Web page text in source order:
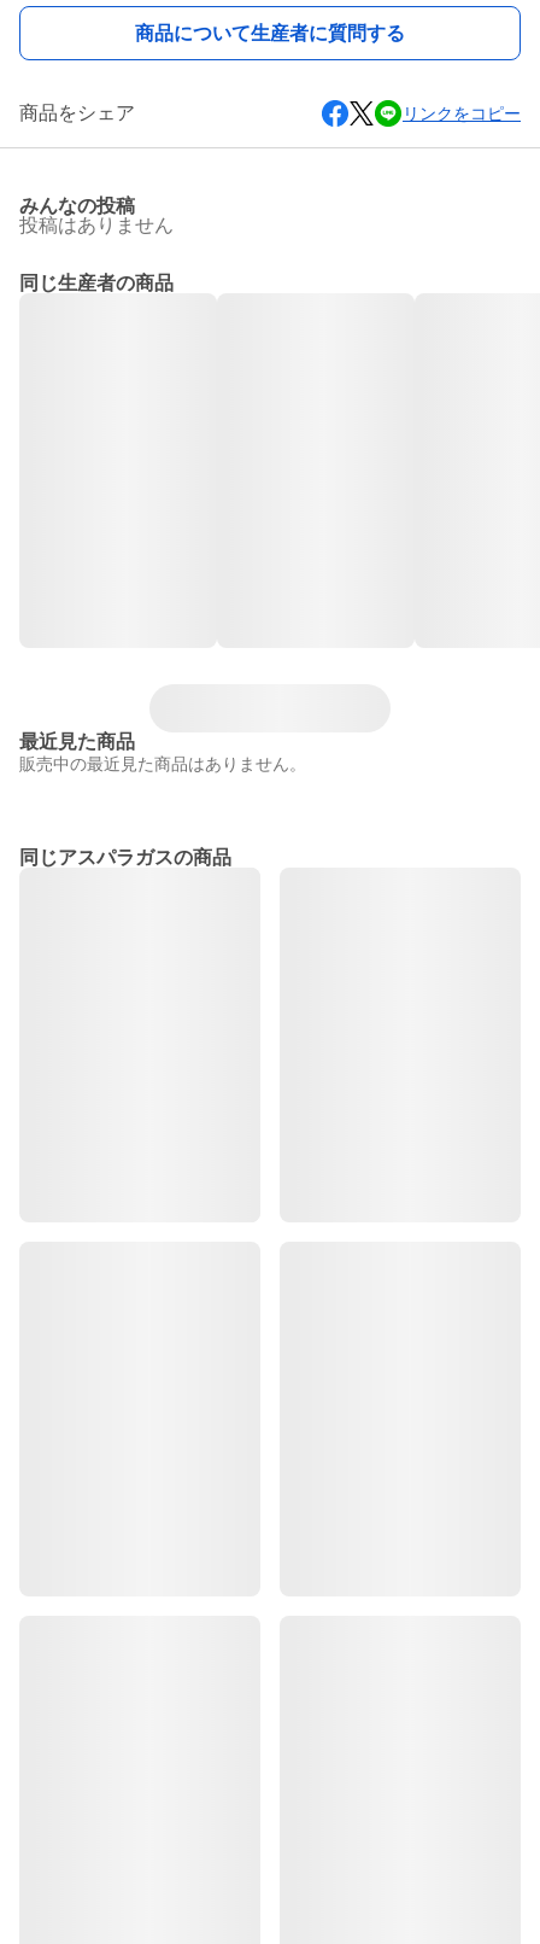
商品について生産者に質問する
商品をシェア リンクをコピー
みんなの投稿
投稿はありません
同じ生産者の商品
最近見た商品
販売中の最近見た商品はありません。
同じアスパラガスの商品